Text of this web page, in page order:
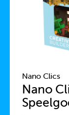
Nano Clics
Nano